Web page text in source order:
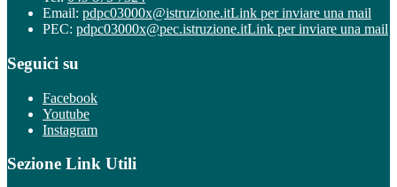
Email: pdpc03000x@istruzione.itLink per inviare una mail
PEC: pdpc03000x@pec.istruzione.itLink per inviare una mail
Seguici su
Facebook
Youtube
Instagram
Sezione Link Utili